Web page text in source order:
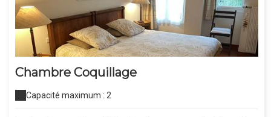
Chambre Coquillage
Capacité maximum : 2